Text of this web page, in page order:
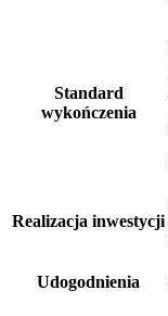
Standard
wykończenia
Realizacja inwestycji
Udogodnienia